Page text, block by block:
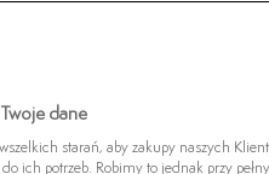
dane
starań, aby zakupy naszych
ich potrzeb. Robimy to jednak przy